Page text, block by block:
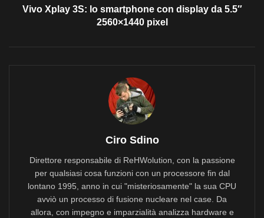
Vivo Xplay 3S: lo smartphone con display da 5.5″
2560×1440 pixel
Ciro Sdino
Direttore responsabile di ReHWolution, con la passione
per qualsiasi cosa funzioni con un processore fin dal
lontano 1995, anno in cui "misteriosamente" la sua CPU
avviò un processo di fusione nucleare nel case. Da
allora, con impegno e imparzialità analizza hardware e